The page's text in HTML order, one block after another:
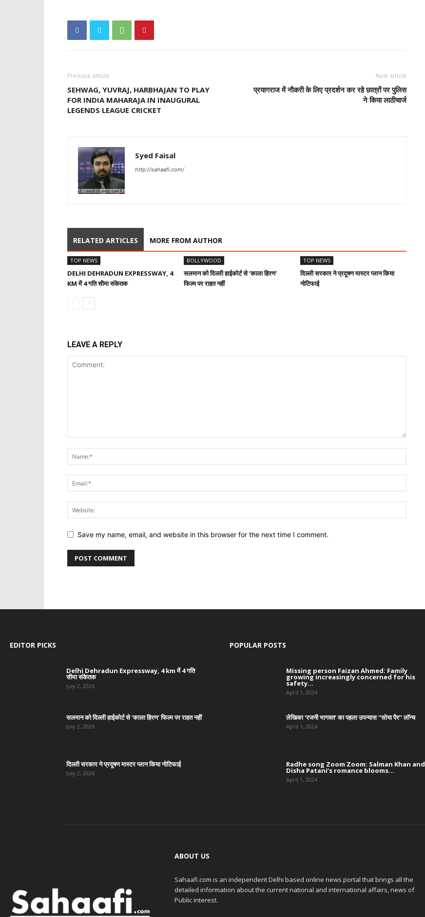
Previous article
SEHWAG, YUVRAJ, HARBHAJAN TO PLAY
FOR INDIA MAHARAJA IN INAUGURAL
LEGENDS LEAGUE CRICKET
Next article
प्रयागराज में नौकरी के लिए प्रदर्शन कर रहे छात्रों पर पुलिस
ने किया लाठीचार्ज
Syed Faisal
http://sahaafi.com/
RELATED ARTICLES MORE FROM AUTHOR
TOP NEWS
DELHI DEHRADUN EXPRESSWAY, 4
KM में 4 गति सीमा संकेतक
BOLLYWOOD
सलमान को दिल्ली हाईकोर्ट से ‘काला हिरण’
फिल्म पर राहत नहीं
TOP NEWS
दिल्ली सरकार ने प्रदूषण मास्टर प्लान किया
नोटिफाई
LEAVE A REPLY
Save my name, email, and website in this browser for the next time I comment.
EDITOR PICKS
Delhi Dehradun Expressway, 4 km में 4 गति
सीमा संकेतक
July 2, 2026
सलमान को दिल्ली हाईकोर्ट से ‘काला हिरण’ फिल्म पर राहत नहीं
July 2, 2026
दिल्ली सरकार ने प्रदूषण मास्टर प्लान किया नोटिफाई
July 2, 2026
POPULAR POSTS
Missing person Faizan Ahmed: Family
growing increasingly concerned for his
safety...
April 1, 2024
लेखिका ‘रजनी भागवत’ का पहला उपन्यास “सोया पैर” लॉन्च
April 1, 2024
Radhe song Zoom Zoom: Salman Khan and
Disha Patani’s romance blooms...
April 1, 2024
ABOUT US
Sahaafi.com is an independent Delhi based online news portal that brings all the
detailed information about the current national and international affairs, news of
Public interest.